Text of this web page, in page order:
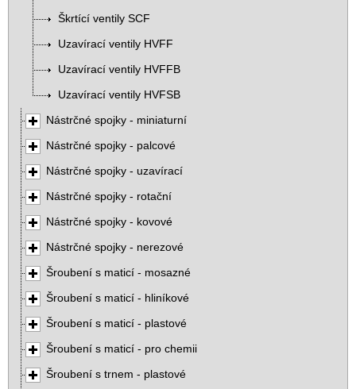
Škrtící ventily SCF
Uzavírací ventily HVFF
Uzavírací ventily HVFFB
Uzavírací ventily HVFSB
Nástrčné spojky - miniaturní
Nástrčné spojky - palcové
Nástrčné spojky - uzavírací
Nástrčné spojky - rotační
Nástrčné spojky - kovové
Nástrčné spojky - nerezové
Šroubení s maticí - mosazné
Šroubení s maticí - hliníkové
Šroubení s maticí - plastové
Šroubení s maticí - pro chemii
Šroubení s trnem - plastové